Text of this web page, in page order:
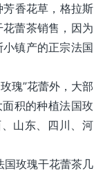
香花草，格拉斯
蕾茶销售，因为
镇产的正宗法国
瑰”花蕾外，大部
积的种植法国玫
山东、四川、河
国玫瑰干花蕾茶几